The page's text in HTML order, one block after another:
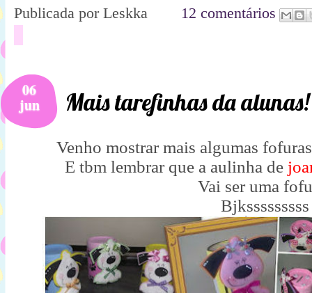
Publicada por Leskka 12 comentários
06
jun Mais tarefinhas da alunas!
Venho mostrar mais algumas
E tbm lembrar que a aulinha de
Vai ser uma
Bjksssssssss